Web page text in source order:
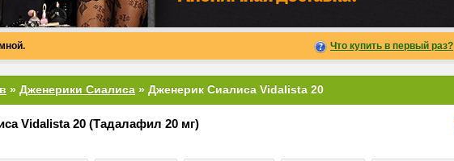
Что купить в первый раз?
» Дженерики Сиалиса » Дженерик Сиалиса Vidalista 20
Vidalista 20 (Тадалафил 20 мг)